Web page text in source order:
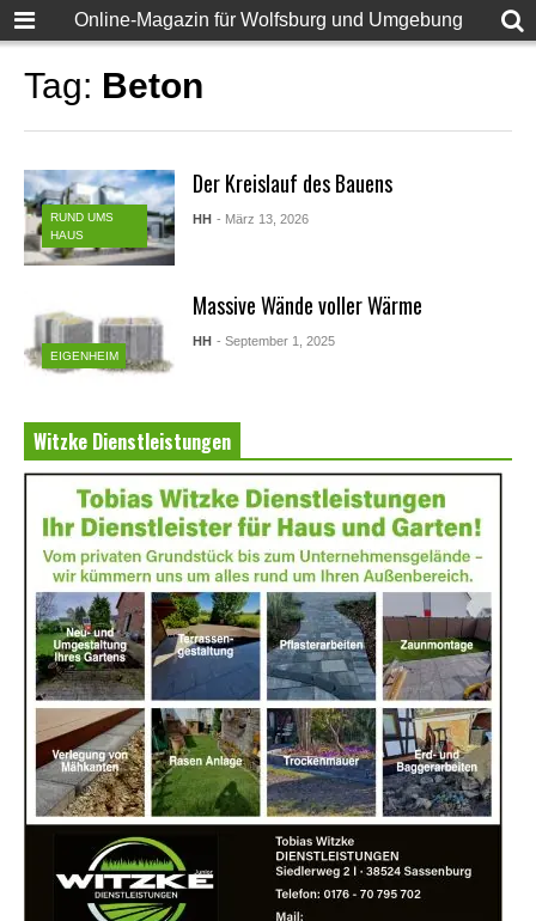
Online-Magazin für Wolfsburg und Umgebung
Tag: Beton
RUND UMS
HAUS
Der Kreislauf des Bauens
HH - März 13, 2026
EIGENHEIM
Massive Wände voller Wärme
HH - September 1, 2025
Witzke Dienstleistungen